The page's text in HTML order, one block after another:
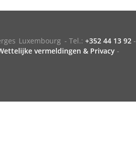
Luxembourg - Tel.: +352 44 13 92-
vermeldingen & Privacy-